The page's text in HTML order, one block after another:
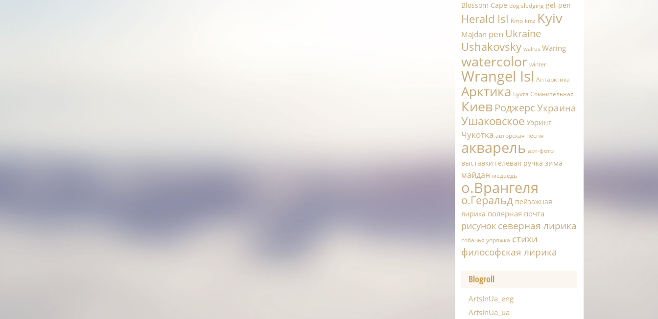
Blossom Cape dog sledging gel-pen
Herald Isl Kmo kmz Kyiv
Majdan pen Ukraine
Ushakovsky walrus Waring
watercolor winter
Wrangel Isl Антарктика
Арктика Бухта Сомнительная
Киев РоджерсУкраина
Ушаковское Уэринг
Чукотка авторская песня
акварель арт-фото
выставки гелевая ручка зима
майдан медведь
о.Врангеля
о.Геральд пейзажная
лирика полярная почта
рисунок северная лирика
собачья упряжка стихи
философская лирика
Blogroll
ArtsInUa_eng
ArtsInUa_ua